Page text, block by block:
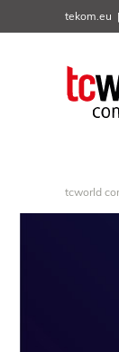
tekom.eu
tcworld